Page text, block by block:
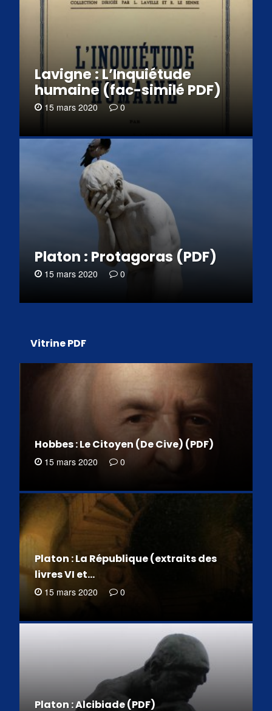
Lavigne : L’Inquiétude
humaine (fac-similé PDF)
15 mars 2020 0
Platon : Protagoras (PDF)
15 mars 2020 0
Vitrine PDF
Hobbes : Le Citoyen (De Cive) (PDF)
15 mars 2020 0
Platon : La République (extraits des
livres VI et…
15 mars 2020 0
Platon : Alcibiade (PDF)